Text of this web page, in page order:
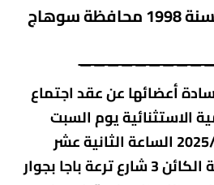
أعضائها عن عقد اجتماع
الاستثنائية يوم السبت
الموافق20 /12 /2025 الساعة الثانية عشر
ظهرا بمقر النقابة الكائن 3 شارع ترعة باجا بجوار